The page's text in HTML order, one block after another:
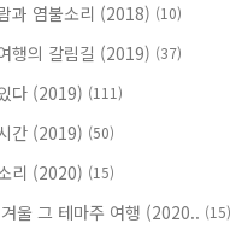
과 염불소리 (2018) (10)
행의 갈림길 (2019) (37)
다 (2019) (111)
간 (2019) (50)
리 (2020) (15)
울 그 테마주 여행 (2020.. (15)